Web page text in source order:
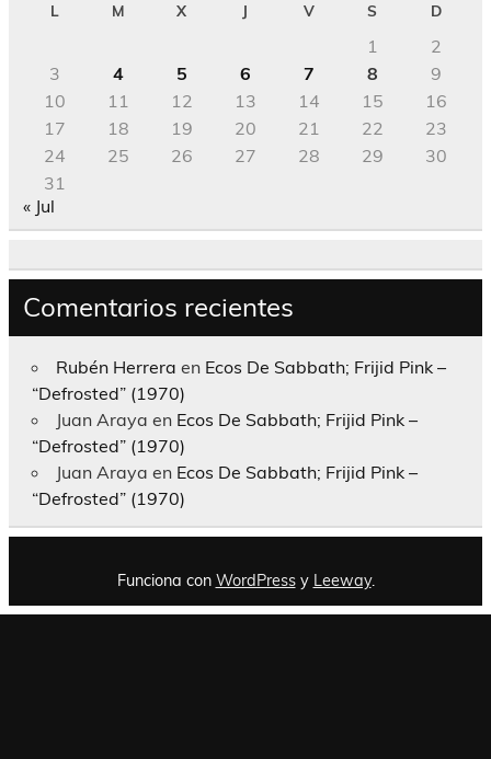
L M X J V S D
1
2
3
4 5 6 7 8
9
10
11 12 13 14 15
16
17
18 19 20 21 22
23
24
25 26 27 28 29
30
31
« Jul
Comentarios recientes
Rubén Herrera en Ecos De Sabbath; Frijid Pink –
“Defrosted” (1970)
Juan Araya en Ecos De Sabbath; Frijid Pink –
“Defrosted” (1970)
Juan Araya en Ecos De Sabbath; Frijid Pink –
“Defrosted” (1970)
Funciona con WordPressy Leeway.